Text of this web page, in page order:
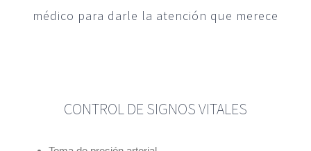
médico para darle la atención que merece
CONTROL DE SIGNOS VITALES